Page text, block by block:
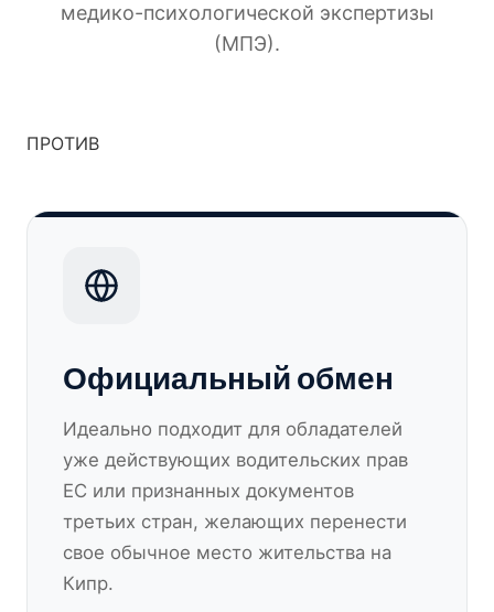
медико-психологической экспертизы
(МПЭ).
ПРОТИВ
Официальный обмен
Идеально подходит для обладателей
уже действующих водительских прав
ЕС или признанных документов
третьих стран, желающих перенести
свое обычное место жительства на
Кипр.